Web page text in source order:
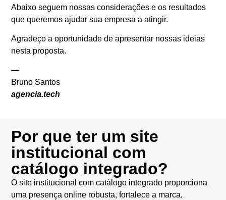
Abaixo seguem nossas considerações e os resultados
que queremos ajudar sua empresa a atingir.
Agradeço a oportunidade de apresentar nossas ideias
nesta proposta.
—
Bruno Santos
agencia.tech
Por que ter um site
institucional com
catálogo integrado?
O site institucional com catálogo integrado proporciona
uma presença online robusta, fortalece a marca,